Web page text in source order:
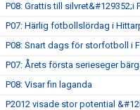
P08: Grattis till silvret&#129352;i
P07: Härlig fotbollslördag i
P08: Snart dags för storfotboll i
P07: Årets första serieseger
P08: Visar fin laganda
P2012 visade stor potential